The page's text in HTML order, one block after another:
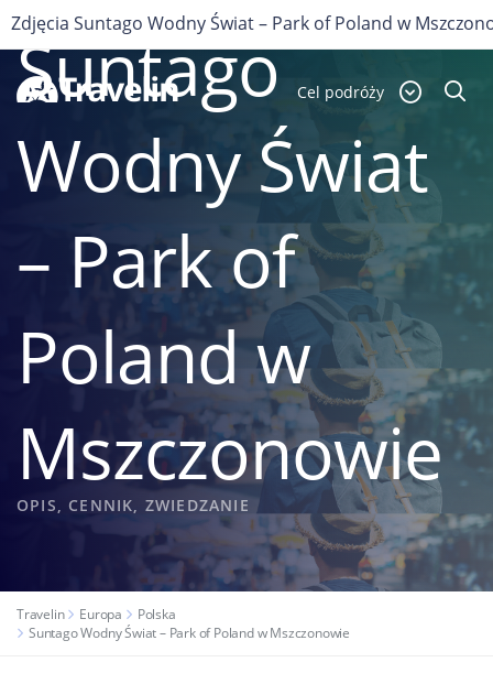
Cel podróży
POLSKA
Suntago
Wodny Świat
– Park of
Poland w
Mszczonowie
OPIS, CENNIK, ZWIEDZANIE
Travelin Europa
Polska
Suntago Wodny Świat – Park of Poland w Mszczonowie
Zdjęcia Suntago Wodny Świat – Park of Poland w